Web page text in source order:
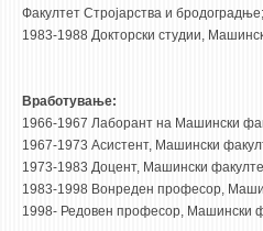
ПЕНЗИОНИРАН КАДАР
СТУДИИ
I ЦИКЛУС - ДОДИПЛОМСКИ
II ЦИКЛУС -
III ЦИКЛУС - ДОКТОРСКИ
Факултет Стројарства и бродоградње;
Вработување:
1966-1967 Лаборант на Машински
1967-1973 Асистент, Машински
1983-1998 Вонреден професор,
1998- Редовен професор,